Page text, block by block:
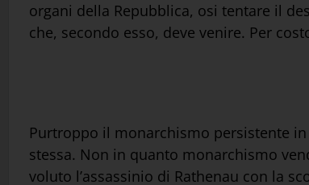
organi della Repubblica, osi tentare il
che, secondo esso, deve venire. Per
Purtroppo il monarchismo persistente
stessa. Non in quanto monarchismo
voluto l’assassinio di Rathenau con la